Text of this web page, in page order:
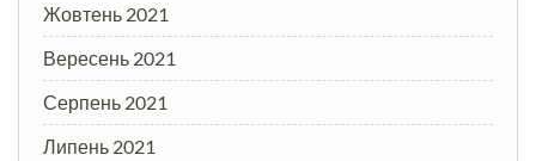
Жовтень 2021
Вересень 2021
Серпень 2021
Липень 2021